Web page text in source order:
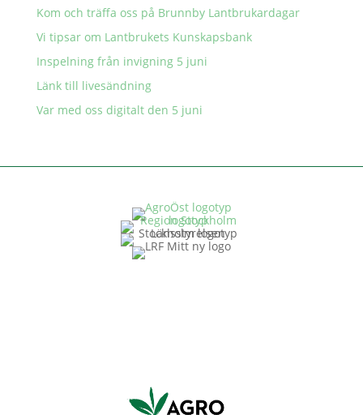
Kom och träffa oss på Brunnby Lantbrukardagar
Vi tipsar om Lantbrukets Kunskapsbank
Inspelning från invigning 5 juni
Länk till livesändning
Var med oss digitalt den 5 juni